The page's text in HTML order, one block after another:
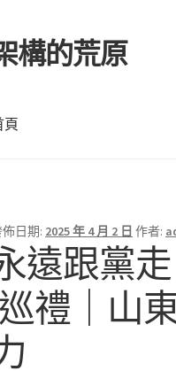
構的荒原
頁
日期: 2025 年 4 月 2 日 作者:
遠跟黨
巡禮｜山